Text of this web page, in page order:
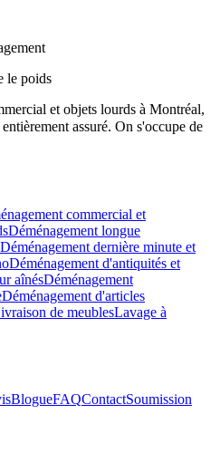
le poids
et objets lourds à Montréal,
assuré. On s'occupe de
commercial et
Déménagement longue
Déménagement dernière minute et
Déménagement d'antiquités et
aînésDéménagement
Déménagement d'articles
de meublesLavage à
BlogueFAQContactSoumission